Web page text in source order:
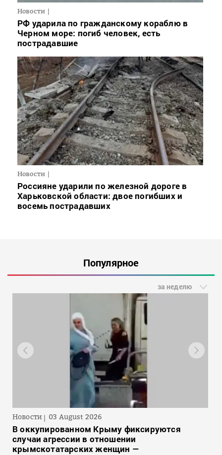
Новости
РФ ударила по гражданскому кораблю в
Черном море: погиб человек, есть
пострадавшие
Новости
Россияне ударили по железной дороге в
Харьковской области: двое погибших и
восемь пострадавших
Популярное
за неделю
Новости 03 August 2026
В оккупированном Крыму фиксируются
случаи агрессии в отношении
крымскотатарских женщин —